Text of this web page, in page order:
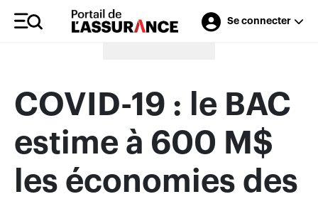
Se connecter
Merci à nos annonceurs
COVID-19 : le BAC
estime à 600 M$
les économies des